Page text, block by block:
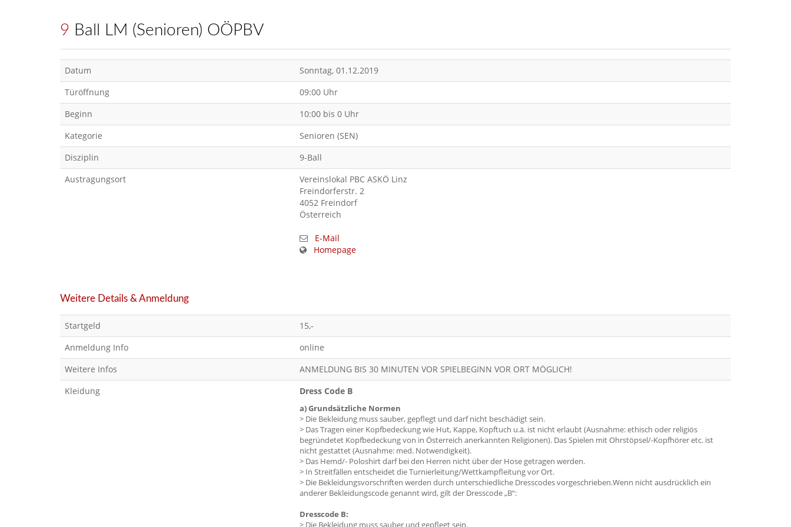
9 Ball LM (Senioren) OÖPBV
Datum
Sonntag, 01.12.2019
Türöffnung
09:00 Uhr
Beginn
10:00 bis 0 Uhr
Kategorie
Senioren (SEN)
Disziplin
9-Ball
Austragungsort
Vereinslokal PBC ASKÖ Linz
Freindorferstr. 2
4052 Freindorf
Österreich
E-Mail
Homepage
Weitere Details & Anmeldung
Startgeld
15,-
Anmeldung Info
online
Weitere Infos
ANMELDUNG BIS 30 MINUTEN VOR SPIELBEGINN VOR ORT MÖGLICH!
Kleidung
Dress Code B
a) Grundsätzliche Normen
> Die Bekleidung muss sauber, gepflegt und darf nicht beschädigt sein.
> Das Tragen einer Kopfbedeckung wie Hut, Kappe, Kopftuch u.ä. ist nicht erlaubt (Ausnahme: ethisch oder religiös
begründetet Kopfbedeckung von in Österreich anerkannten Religionen). Das Spielen mit Ohrstöpsel/-Kopfhörer etc. ist
nicht gestattet (Ausnahme: med. Notwendigkeit).
> Das Hemd/- Poloshirt darf bei den Herren nicht über der Hose getragen werden.
> In Streitfällen entscheidet die Turnierleitung/Wettkampfleitung vor Ort.
> Die Bekleidungsvorschriften werden durch unterschiedliche Dresscodes vorgeschrieben.Wenn nicht ausdrücklich ein
anderer Bekleidungscode genannt wird, gilt der Dresscode „B“:
Dresscode B:
> Die Bekleidung muss sauber und gepflegt sein.